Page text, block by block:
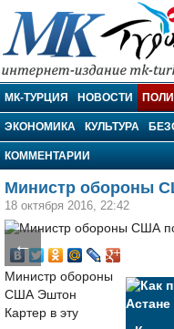
МК-Турция
МК-ТУРЦИЯ НОВОСТИ
ЭКОНОМИКА КУЛЬТУРА
КОММЕНТАРИИ
Министр обороны
18 октября 2016, 22:42
←
Министр обороны
США Эштон
Картер в эту